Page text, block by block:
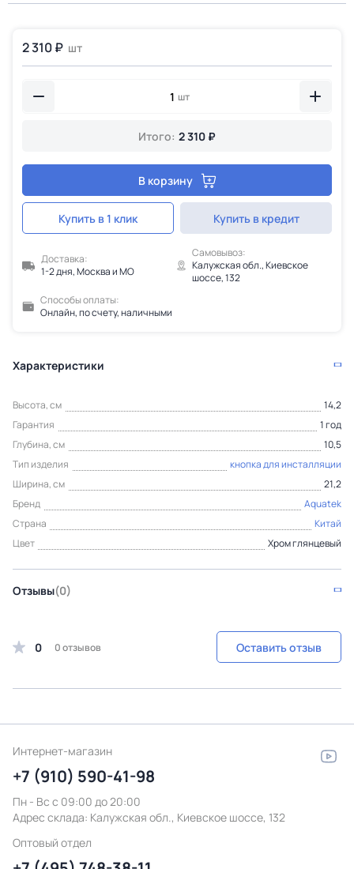
2 310 ₽ шт
шт
Итого: 2 310 ₽
В корзину
Купить в 1 клик Купить в кредит
Доставка:
1-2 дня, Москва и МО
Самовывоз:
Калужская обл., Киевское
шоссе, 132
Способы оплаты:
Онлайн, по счету, наличными
Характеристики
Высота, см
14,2
Гарантия
1 год
Глубина, см
10,5
Тип изделия
кнопка для инсталляции
Ширина, см
21,2
Бренд
Aquatek
Страна
Китай
Цвет
Хром глянцевый
Отзывы(0)
0 0 отзывов Оставить отзыв
Интернет-магазин
+7 (910) 590-41-98
Пн - Вс с 09:00 до 20:00
Адрес склада: Калужская обл., Киевское шоссе, 132
Оптовый отдел